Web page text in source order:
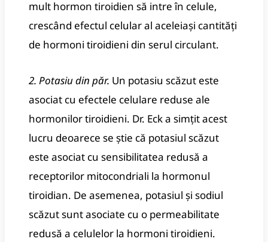
mult hormon tiroidien să intre în celule,
crescând efectul celular al aceleiași cantități
de hormoni tiroidieni din serul circulant.
2. Potasiu din păr. Un potasiu scăzut este
asociat cu efectele celulare reduse ale
hormonilor tiroidieni. Dr. Eck a simțit acest
lucru deoarece se știe că potasiul scăzut
este asociat cu sensibilitatea redusă a
receptorilor mitocondriali la hormonul
tiroidian. De asemenea, potasiul și sodiul
scăzut sunt asociate cu o permeabilitate
redusă a celulelor la hormoni tiroidieni.